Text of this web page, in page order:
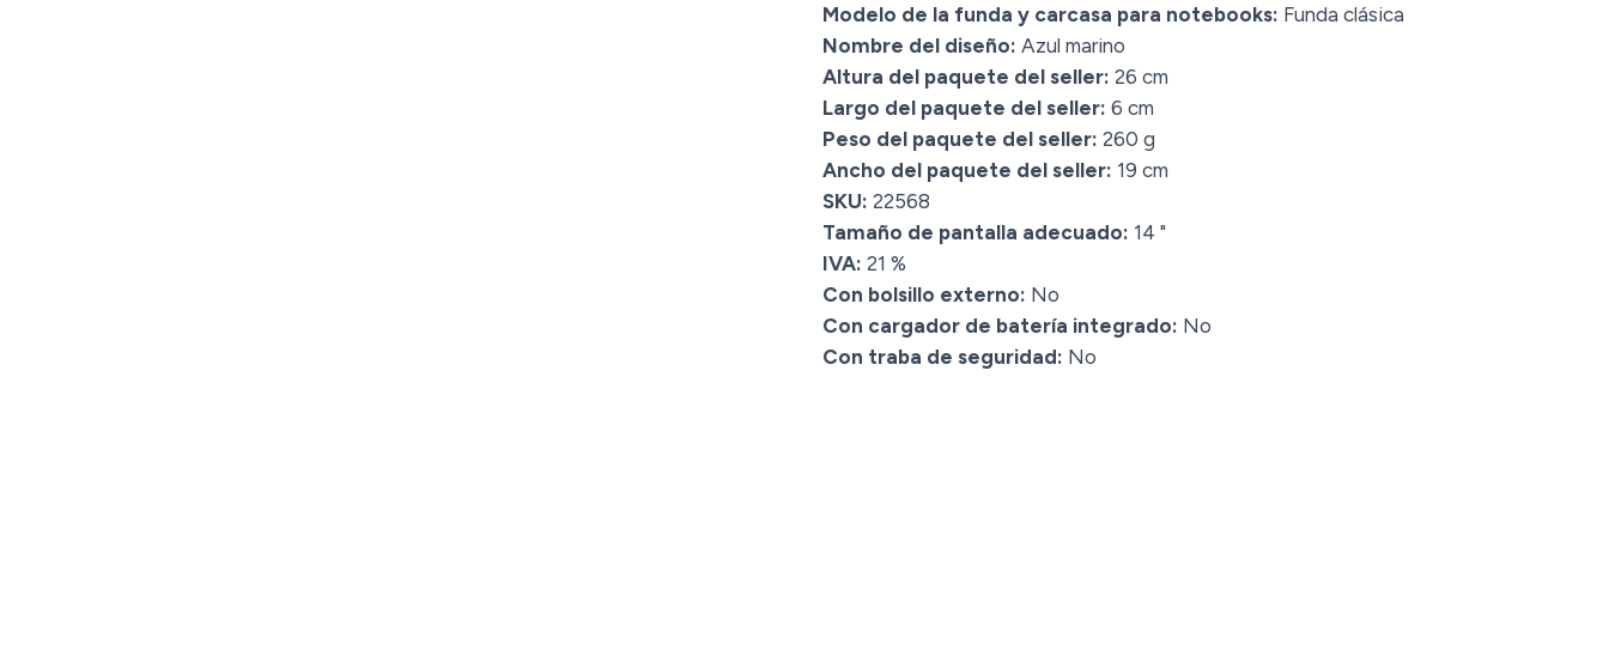
Modelo de la funda y carcasa para notebooks: Funda clásica
Nombre del diseño: Azul marino
Altura del paquete del seller: 26 cm
Largo del paquete del seller: 6 cm
Peso del paquete del seller: 260 g
Ancho del paquete del seller: 19 cm
SKU: 22568
Tamaño de pantalla adecuado: 14 "
IVA: 21 %
Con bolsillo externo: No
Con cargador de batería integrado: No
Con traba de seguridad: No